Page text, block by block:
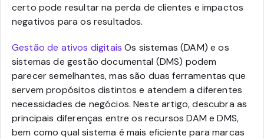
certo pode resultar na perda de clientes e impactos
negativos para os resultados.
Gestão de ativos digitaisOs sistemas (DAM) e os
sistemas de gestão documental (DMS) podem
parecer semelhantes, mas são duas ferramentas que
servem propósitos distintos e atendem a diferentes
necessidades de negócios. Neste artigo, descubra as
principais diferenças entre os recursos DAM e DMS,
bem como qual sistema é mais eficiente para marcas